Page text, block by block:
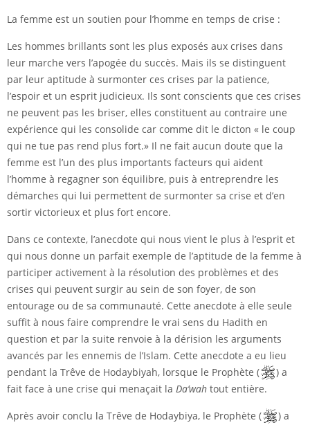
La femme est un soutien pour l’homme en temps de crise :
Les hommes brillants sont les plus exposés aux crises dans
leur marche vers l’apogée du succès. Mais ils se distinguent
par leur aptitude à surmonter ces crises par la patience,
l’espoir et un esprit judicieux. Ils sont conscients que ces crises
ne peuvent pas les briser, elles constituent au contraire une
expérience qui les consolide car comme dit le dicton « le coup
qui ne tue pas rend plus fort.» Il ne fait aucun doute que la
femme est l’un des plus importants facteurs qui aident
l’homme à regagner son équilibre, puis à entreprendre les
démarches qui lui permettent de surmonter sa crise et d’en
sortir victorieux et plus fort encore.
Dans ce contexte, l’anecdote qui nous vient le plus à l’esprit et
qui nous donne un parfait exemple de l’aptitude de la femme à
participer activement à la résolution des problèmes et des
crises qui peuvent surgir au sein de son foyer, de son
entourage ou de sa communauté. Cette anecdote à elle seule
suffit à nous faire comprendre le vrai sens du Hadith en
question et par la suite renvoie à la dérision les arguments
avancés par les ennemis de l’Islam. Cette anecdote a eu lieu
pendant la Trêve de Hodaybiyah, lorsque le Prophète (
) a
fait face à une crise qui menaçait la Da’wah tout entière.
Après avoir conclu la Trêve de Hodaybiya, le Prophète (
) a